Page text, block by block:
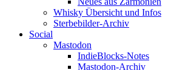
Whisky Übersicht und Infos
Sterbebilder-Archiv
Social
Mastodon
IndieBlocks-Notes
Mastodon-Archiv